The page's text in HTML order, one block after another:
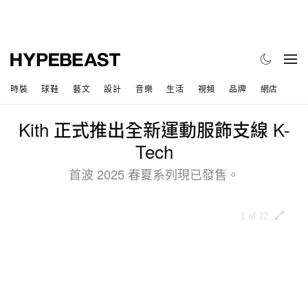
時裝 球鞋 藝文 設計 音樂 生活 視頻 品牌 網店
Kith 正式推出全新運動服飾支線 K-
Tech
首波 2025 春夏系列現已發售。
1 of 22